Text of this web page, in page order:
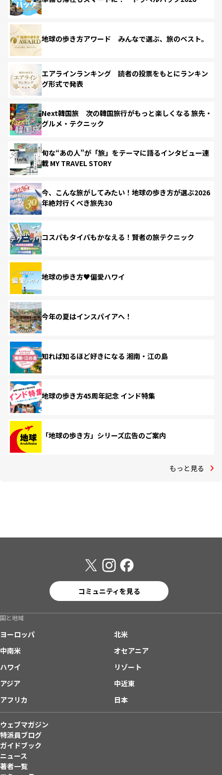
地球の歩き方アワード みんなで選ぶ、旅のベスト。
エアラインランキング 読者の投票をもとにランキン
グ形式で発表
Next韓国旅 次の韓国旅行がもっと楽しくなる 旅先・
グルメ・テクニック
旬な“あの人”が「旅」をテーマに語るインタビュー連
載 MY TRAVEL STORY
今、こんな旅がしてみたい！地球の歩き方が選ぶ2026
年絶対行くべき旅先30
コスパもタイパもかなえる！賢者の旅テクニック
地球の歩き方♥偏愛ハワイ
今年の夏はインスパイアへ！
知れば知るほど好きになる 湘南・江の島
地球の歩き方45周年記念 インド特集
「地球の歩き方」シリーズ広告のご案内
もっと見る
コミュニティを見る
国と地域
ヨーロッパ
北米
中南米
オセアニア
ハワイ
リゾート
アジア
中近東
アフリカ
日本
ウェブマガジン
特派員ブログ
ガイドブック
ニュース
著者一覧